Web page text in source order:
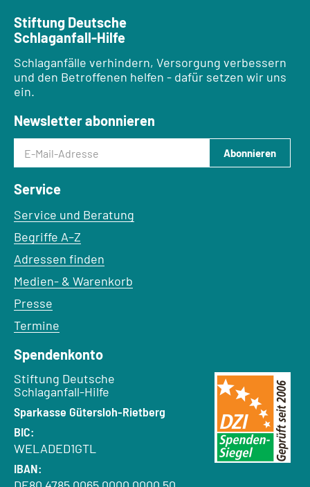
Stiftung Deutsche
Schlaganfall-Hilfe
Schlaganfälle verhindern, Versorgung verbessern
und den Betroffenen helfen - dafür setzen wir uns
ein.
Newsletter abonnieren
E-Mail-Adresse
Abonnieren
Service
Service und Beratung
Begriffe A–Z
Adressen finden
Medien- & Warenkorb
Presse
Termine
Spendenkonto
Empfänger:
Stiftung Deutsche
Schlaganfall-Hilfe
Bank:
Sparkasse Gütersloh-Rietberg
BIC:
WELADED1GTL
IBAN: